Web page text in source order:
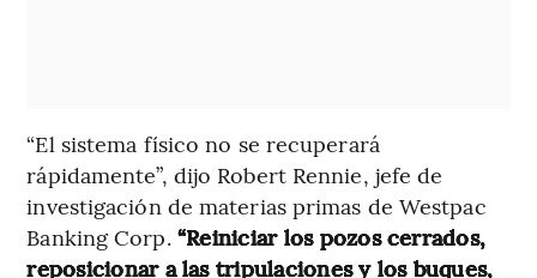
“El sistema físico no se recuperará
rápidamente”, dijo Robert Rennie, jefe de
investigación de materias primas de Westpac
Banking Corp.“Reiniciar los pozos cerrados,
reposicionar a las tripulaciones y los buques,